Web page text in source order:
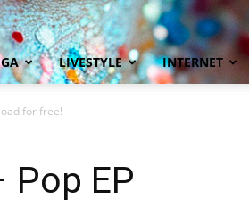
LIVESTYLE INTERNET
for free!
Pop EP